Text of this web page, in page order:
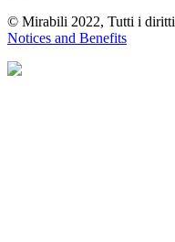
© Mirabili 2022, Tutti i
Notices and Benefits